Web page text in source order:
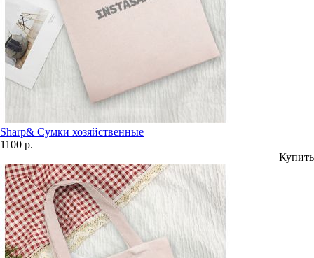
Sharp& Сумки хозяйственные
1100 р.
Купить